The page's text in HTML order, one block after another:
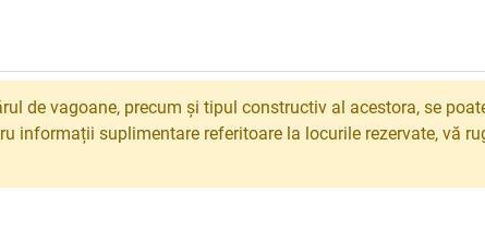
de vagoane, precum și tipul constructiv al acestora, se
informații suplimentare referitoare la locurile rezervate, vă